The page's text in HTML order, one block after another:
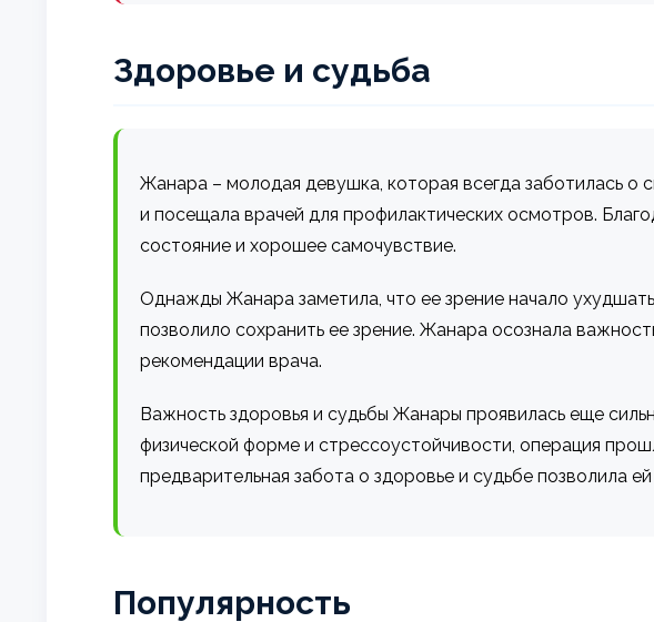
Здоровье и судьба
Жанара – молодая девушка, которая всегда заботилась о
и посещала врачей для профилактических осмотров.
состояние и хорошее самочувствие.
Однажды Жанара заметила, что ее зрение начало
позволило сохранить ее зрение. Жанара осознала
рекомендации врача.
Важность здоровья и судьбы Жанары проявилась еще
физической форме и стрессоустойчивости, операция
предварительная забота о здоровье и судьбе позволила
Популярность